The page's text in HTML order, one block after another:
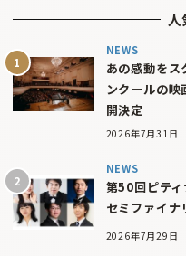
人
NEWS
あの感動を
ンクールの
開決定
2026年7月31日
NEWS
第50回ピティ
セミファイ
2026年7月29日